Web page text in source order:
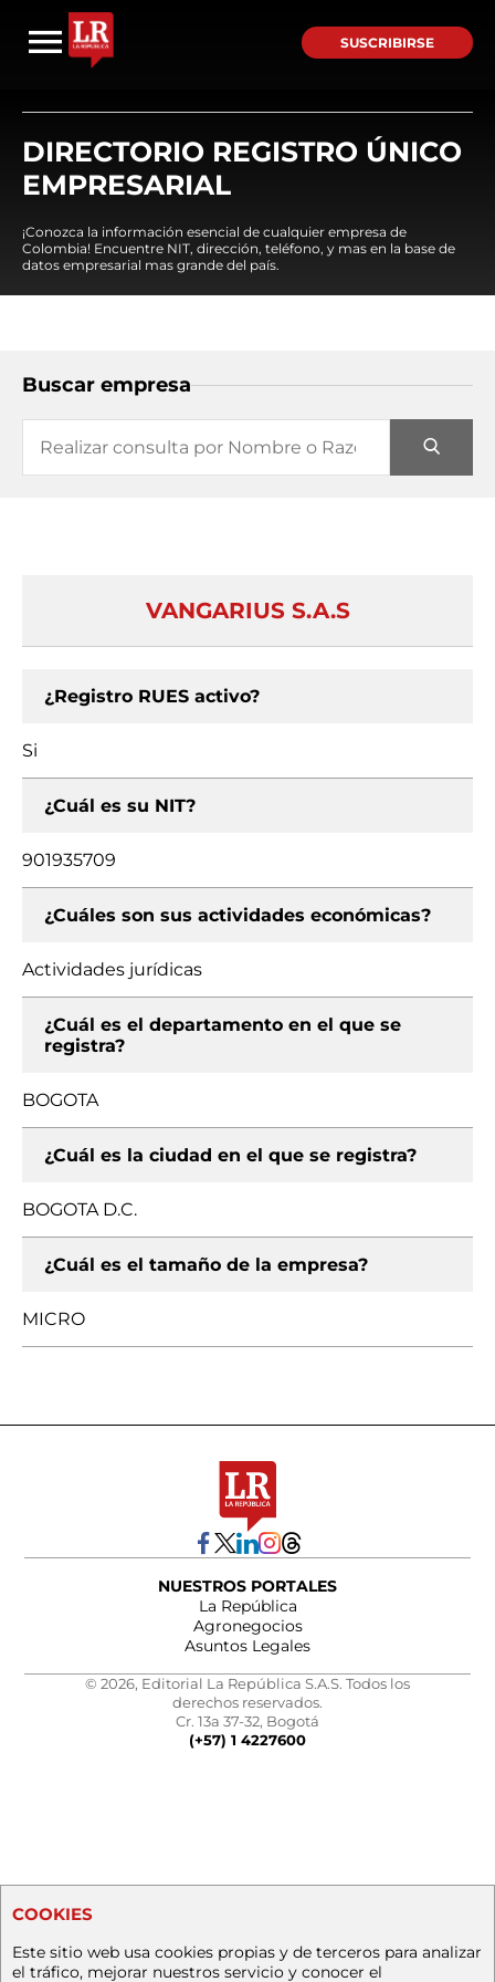
SUSCRIBIRSE
DIRECTORIO REGISTRO ÚNICO
EMPRESARIAL
¡Conozca la información esencial de cualquier empresa de
Colombia! Encuentre NIT, dirección, teléfono, y mas en la base de
datos empresarial mas grande del país.
Buscar empresa
VANGARIUS S.A.S
¿Registro RUES activo?
Si
¿Cuál es su NIT?
901935709
¿Cuáles son sus actividades económicas?
Actividades jurídicas
¿Cuál es el departamento en el que se
registra?
BOGOTA
¿Cuál es la ciudad en el que se registra?
BOGOTA D.C.
¿Cuál es el tamaño de la empresa?
MICRO
NUESTROS PORTALES
La República
Agronegocios
Asuntos Legales
© 2026, Editorial La República S.A.S. Todos los
derechos reservados.
Cr. 13a 37-32, Bogotá
(+57) 1 4227600
COOKIES
Este sitio web usa cookies propias y de terceros para analizar
el tráfico, mejorar nuestros servicio y conocer el